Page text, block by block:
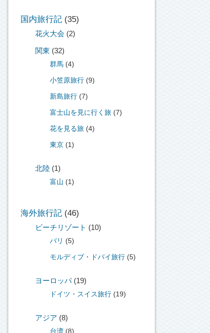
国内旅行記 (35)
花火大会 (2)
関東 (32)
群馬 (4)
小笠原旅行 (9)
新島旅行 (7)
富士山を見に行く旅 (7)
花を見る旅 (4)
東京 (1)
北陸 (1)
富山 (1)
海外旅行記 (46)
ビーチリゾート (10)
バリ (5)
モルディブ・ドバイ旅行 (5)
ヨーロッパ(19)
ドイツ・スイス旅行 (19)
アジア (8)
台湾 (8)